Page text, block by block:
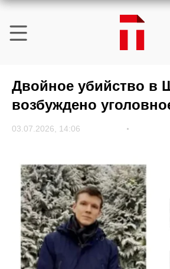
Двойное убийство в
возбуждено
03.07.2026, 14:06